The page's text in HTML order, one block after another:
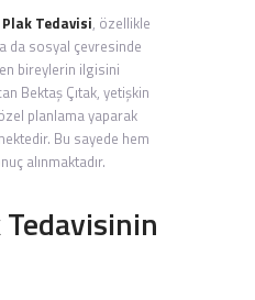
Tedavisi, özellikle
da sosyal çevresinde
bireylerin ilgisini
Bektaş Çıtak, yetişkin
planlama yaparak
Bu sayede hem
alınmaktadır.